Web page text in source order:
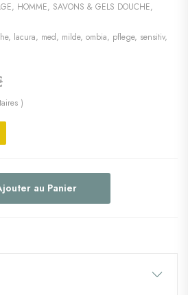
, HOMME, SAVONS & GELS DOUCHE,
, lacura, med, milde, ombia, pflege, sensitiv,
)
au Panier